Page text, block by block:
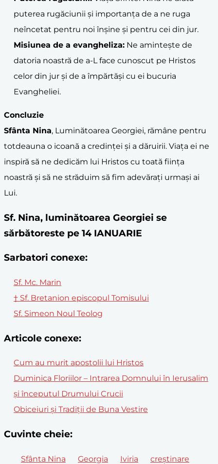
puterea rugăciunii și importanța de a ne ruga
neîncetat pentru noi înșine și pentru cei din jur.
Misiunea de a evangheliza: Ne amintește de
datoria noastră de a-L face cunoscut pe Hristos
celor din jur și de a împărtăși cu ei bucuria
Evangheliei.
Concluzie
Sfânta Nina, Luminătoarea Georgiei, rămâne pentru
totdeauna o icoană a credinței și a dăruirii. Viața ei ne
inspiră să ne dedicăm lui Hristos cu toată ființa
noastră și să ne străduim să fim adevărați urmași ai
Lui.
Sf. Nina, luminătoarea Georgiei se
sărbătoreste pe 14 IANUARIE
Sarbatori conexe:
Sf. Mc. Marin
† Sf. Bretanion episcopul Tomisului
Sf. Simeon Noul Teolog
Articole conexe:
Cum au murit apostolii lui Hristos
Duminica Floriilor – Intrarea Domnului în Ierusalim
și începutul Drumului Crucii
Obiceiuri și Tradiții de Buna Vestire
Cuvinte cheie:
Sfânta Nina Georgia Iviria creștinare